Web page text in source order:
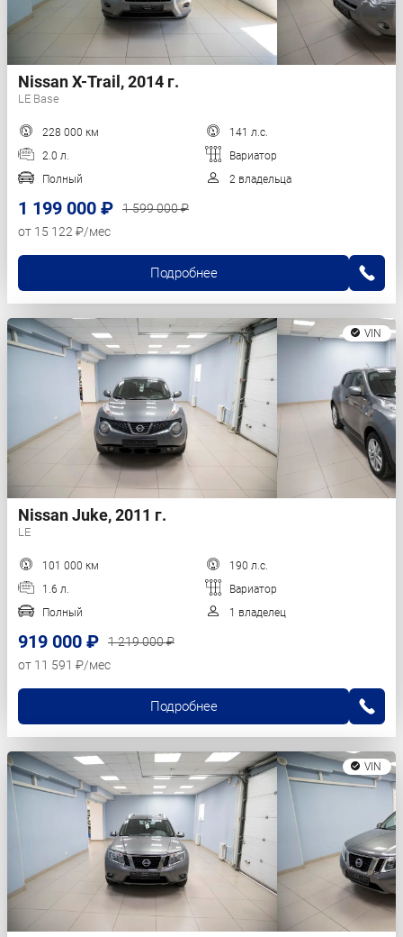
Nissan X-Trail, 2014 г.
LE Base
228 000 км
141 л.с.
2.0 л.
Вариатор
Полный
2 владельца
1 199 000 ₽
1 599 000 ₽
от 15 122 ₽/мес
Подробнее
VIN
Nissan Juke, 2011 г.
LE
101 000 км
190 л.с.
1.6 л.
Вариатор
Полный
1 владелец
919 000 ₽
1 219 000 ₽
от 11 591 ₽/мес
Подробнее
VIN